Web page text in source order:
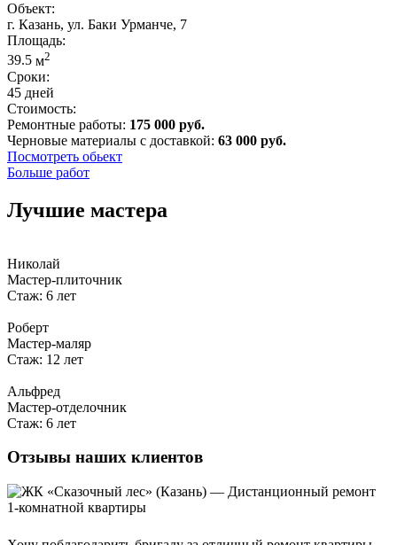
Объект:
г. Казань, ул. Баки Урманче, 7
Площадь:
39.5 м2
Сроки:
45 дней
Стоимость:
Ремонтные работы: 175 000 руб.
Черновые материалы с доставкой: 63 000 руб.
Посмотреть обьект
Больше работ
Лучшие мастера
Николай
Мастер-плиточник
Стаж: 6 лет
Роберт
Мастер-маляр
Стаж: 12 лет
Альфред
Мастер-отделочник
Стаж: 6 лет
Отзывы наших клиентов